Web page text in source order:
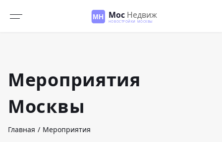
Мероприятия
Москвы
Главная Мероприятия